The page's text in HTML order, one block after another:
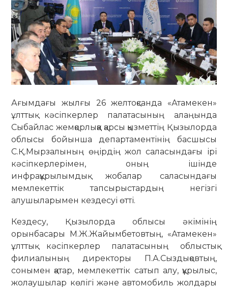
Ағымдағы жылғы 26 желтоқсанда «Атамекен»
ұлттық кәсіпкерлер палатасының алаңында
Сыбайлас жемқорлыққа қарсы қызметтің Қызылорда
облысы бойынша департаментінің басшысы
С.Қ.Мырзалының өңірдің жол саласындағы ірі
кәсіпкерлерімен, оның ішінде
инфрақұрылымдық жобалар саласындағы
мемлекеттік тапсырыстардың негізгі
алушыларымен кездесуі өтті.
Кездесу, Қызылорда облысы әкімінің
орынбасары М.Ж.Жайымбетовтың, «Атамекен»
ұлттық кәсіпкерлер палатасының облыстық
филиалының директоры П.А.Сыздықовтың,
сонымен қатар, мемлекеттік сатып алу, құрылыс,
жолаушылар көлігі және автомобиль жолдары